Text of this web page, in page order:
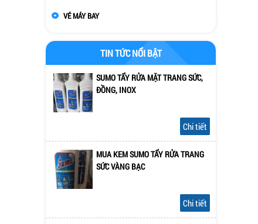
VÉ MÁY BAY
TIN TỨC NỔI BẬT
SUMO TẨY RỬA MẶT TRANG SỨC,
ĐỒNG, INOX
Chi tiết
MUA KEM SUMO TẨY RỬA TRANG
SỨC VÀNG BẠC
Chi tiết